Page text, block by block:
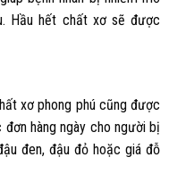
Hầu hết chất xơ sẽ được
xơ phong phú cũng được
hàng ngày cho người bị
đen, đậu đỏ hoặc giá đỗ